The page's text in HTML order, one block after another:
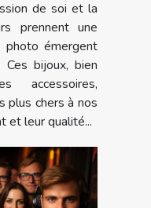
de soi et la
prennent une
photo émergent
bijoux, bien
plus chers à nos
et leur qualité...